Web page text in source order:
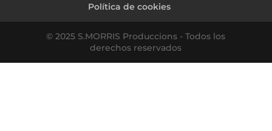
Política de cookies
© 2025 S.MORRIS Produccions - Todos los
derechos reservados